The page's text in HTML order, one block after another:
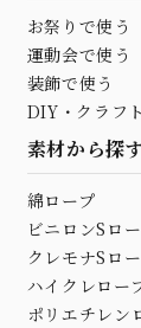
お祭りで使う
運動会で使う
装飾で使う
DIY・クラフ
素材から探
綿ロープ
ビニロンSロ
クレモナSロ
ハイクレロー
ポリエチレン